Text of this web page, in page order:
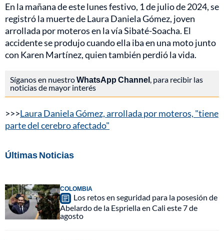
En la mañana de este lunes festivo, 1 de julio de 2024, se
registró la muerte de Laura Daniela Gómez, joven
arrollada por moteros en la vía Sibaté-Soacha. El
accidente se produjo cuando ella iba en una moto junto
con Karen Martínez, quien también perdió la vida.
Síganos en nuestroWhatsApp Channel , para recibir las
noticias de mayor interés
>>>Laura Daniela Gómez, arrollada por moteros, "tiene
parte del cerebro afectado"
Últimas Noticias
COLOMBIA
Los retos en seguridad para la posesión de
Abelardo de la Espriella en Cali este 7 de
agosto